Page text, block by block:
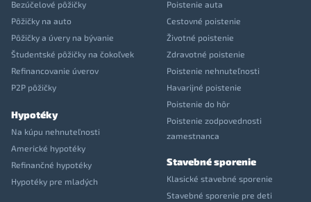
Bezúčelové pôžičky
Pôžičky na auto
Pôžičky a úvery na bývanie
Študentské pôžičky na čokoľvek
Refinancovanie úverov
P2P pôžičky
Hypotéky
Na kúpu nehnuteľnosti
Americké hypotéky
Refinančné hypotéky
Hypotéky pre mladých
Poistenie auta
Cestovné poistenie
Životné poistenie
Zdravotné poistenie
Poistenie nehnuteľnosti
Havarijné poistenie
Poistenie do hôr
Poistenie zodpovednosti
zamestnanca
Stavebné sporenie
Klasické stavebné sporenie
Stavebné sporenie pre deti